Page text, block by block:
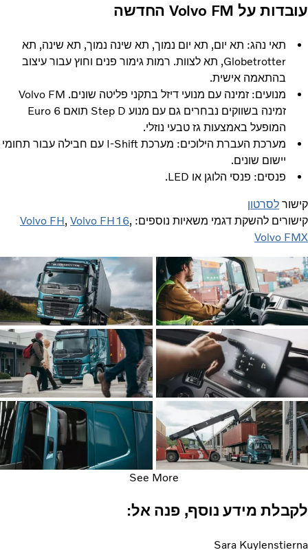
עובדות על Volvo FM החדשה
תאי נהג: תא יום, תא יום נמוך, תא שינה נמוך, תא שינה, תא
Globetrotter, תא לצוות. רמות גימור פנים וחוץ עבור עיצוב
בהתאמה אישית.
מנועים: זמינה עם מנועי דיזל בתקני פליטה שונים. Volvo FM
זמינה בשווקים נבחרים גם עם מנוע Step D תואם Euro 6
המופעל באמצעות גז טבעי נוזלי.
מערכת העברת הילוכים: מערכת I-Shift עם חבילה עבור תחומי
יישום שונים.
פנסים: פנסי הלוגן או LED.
קישור לסרטון
קישורים להשקת דגמי משאיות נוספים:
Volvo FH, Volvo FH16,
Volvo FMX
See More
לקבלת מידע נוסף, פנה אל:
Sara Kuylenstierna